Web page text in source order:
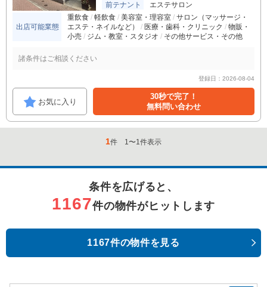
前テナント
エステサロン
出店可能業態
重飲食 軽飲食 美容室・理容室
サロン（マッサージ・
エステ・ネイルなど）
医療・歯科・クリニック
物販・
小売
ジム・教室・スタジオ その他サービス・その他
諸条件はご相談ください
登録日：2026-08-04
お気に入り
30秒で完了！
無料問い合わせ
1件 1〜1件表示
条件を広げると、
1167件の物件がヒットします
1167件の物件を見る